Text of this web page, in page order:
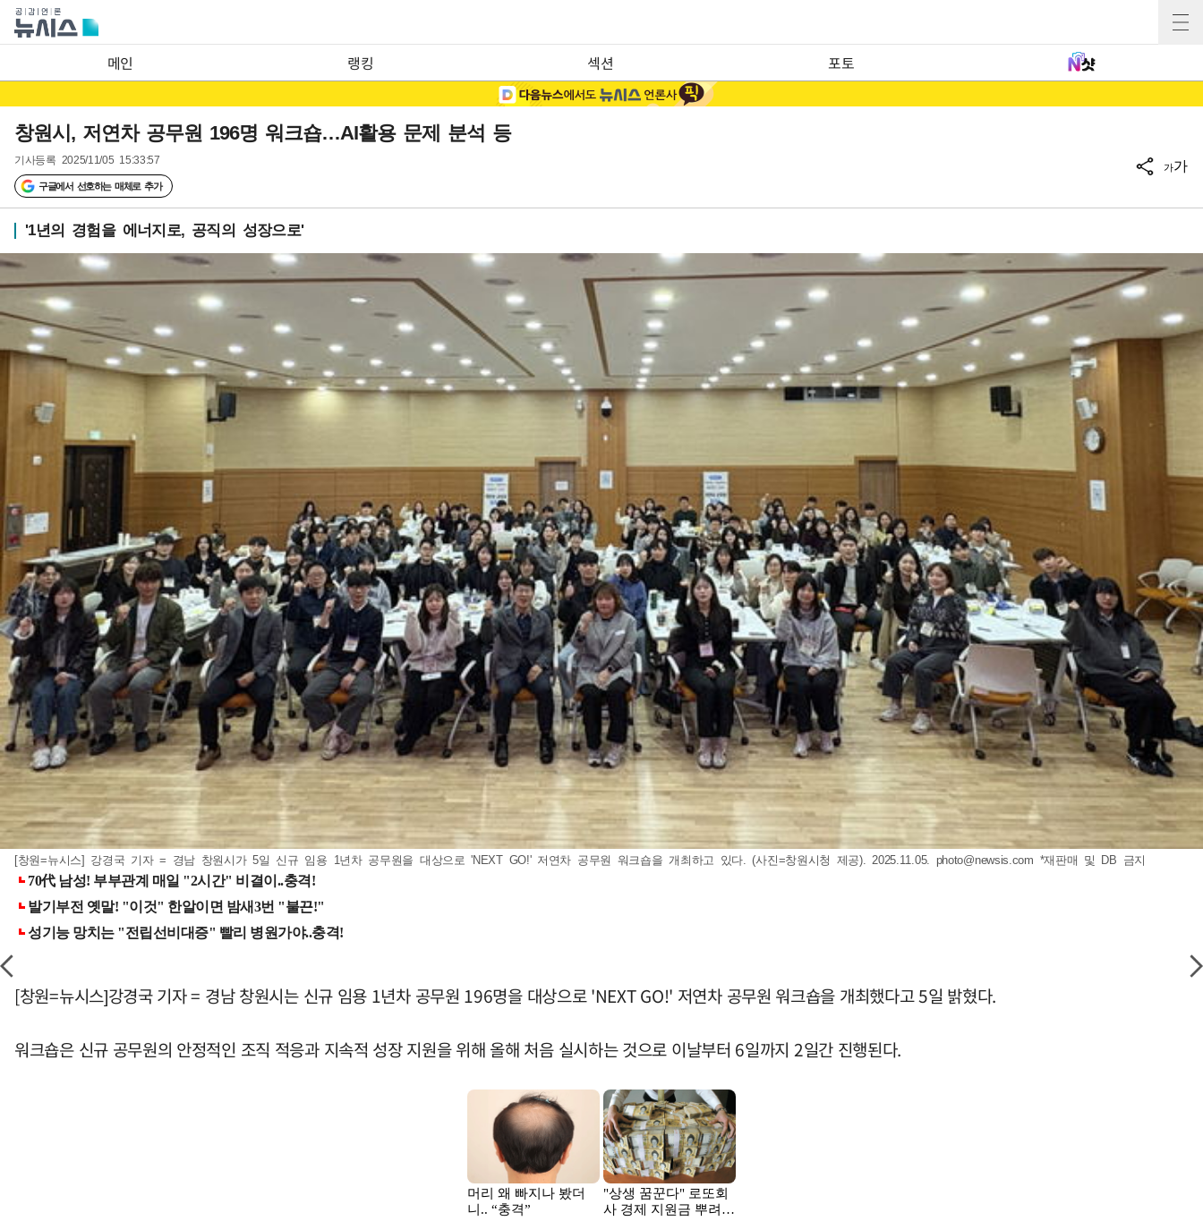
메인 랭킹 섹션 포토
창원시, 저연차 공무원 196명 워크숍…AI활용 문제 분석 등
기사등록 2025/11/05 15:33:57
구글에서 선호하는 매체로 추가
가가
'1년의 경험을 에너지로, 공직의 성장으로'
[창원=뉴시스] 강경국 기자 = 경남 창원시가 5일 신규 임용 1년차 공무원을 대상으로 'NEXT GO!' 저연차 공무원 워크숍을 개최하고 있다. (사진=창원시청 제공). 2025.11.05. photo@newsis.com *재판매 및 DB 금지
[창원=뉴시스]강경국 기자 = 경남 창원시는 신규 임용 1년차 공무원 196명을 대상으로 'NEXT GO!' 저연차 공무원 워크숍을 개최했다고 5일 밝혔다.
워크숍은 신규 공무원의 안정적인 조직 적응과 지속적 성장 지원을 위해 올해 처음 실시하는 것으로 이날부터 6일까지 2일간 진행된다.